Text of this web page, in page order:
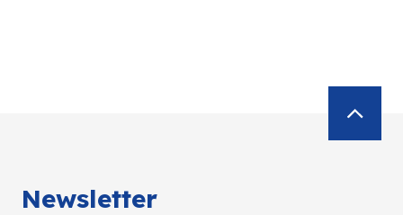
Newsletter